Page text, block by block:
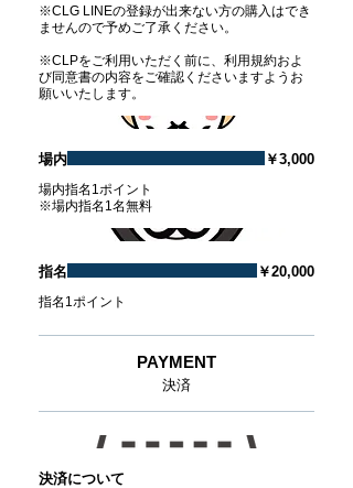
※CLG LINEの登録が出来ない方の購入はでき
ませんので予めご了承ください。
※CLPをご利用いただく前に、利用規約およ
び同意書の内容をご確認くださいますようお
願いいたします。
場内
場内指名1ポイント
※場内指名1名無料
￥3,000
指名
指名1ポイント
￥20,000
PAYMENT
決済
決済について